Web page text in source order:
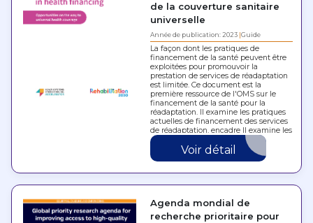
de la couverture sanitaire
universelle
Année de publication: 2023 Guide
La façon dont les pratiques de
financement de la santé peuvent être
exploitées pour promouvoir la
prestation de services de réadaptation
est limitée. Ce document est la
première ressource de l'OMS sur le
financement de la santé pour la
réadaptation. Il examine les pratiques
actuelles de financement des services
de réadaptation, encadre Il examine les
pratiques…
Voir détail
Agenda mondial de
recherche prioritaire pour